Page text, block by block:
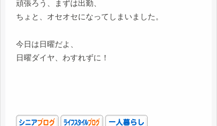
頑張ろう、まずは出勤、
ちょと、オセオセになってしまいました。
今日は日曜だよ、
日曜ダイヤ、わすれずに！